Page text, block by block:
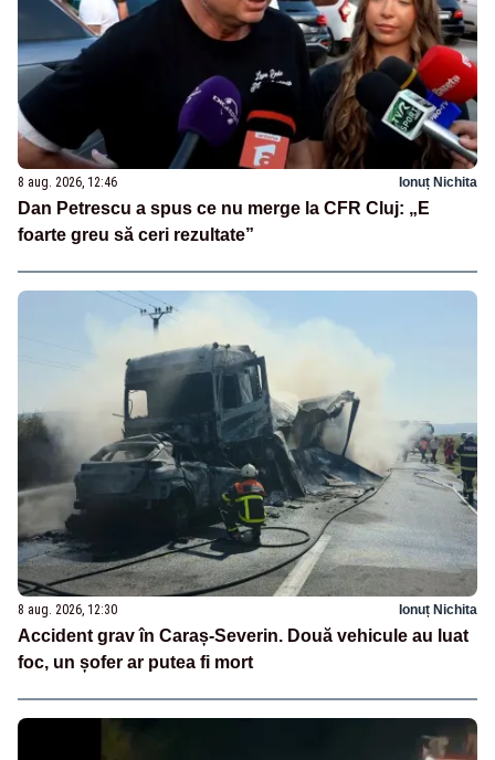
8 aug. 2026, 12:46 Ionuț Nichita
Dan Petrescu a spus ce nu merge la CFR Cluj: „E
foarte greu să ceri rezultate”
8 aug. 2026, 12:30 Ionuț Nichita
Accident grav în Caraș-Severin. Două vehicule au luat
foc, un șofer ar putea fi mort